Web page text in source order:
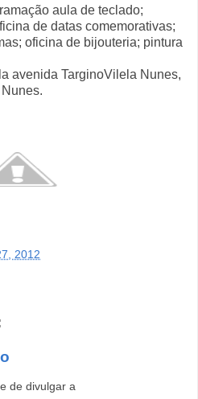
aula de teclado;
de datas comemorativas;
oficina de bijouteria; pintura
avenida TarginoVilela Nunes,
2012
de divulgar a